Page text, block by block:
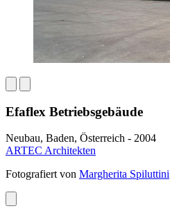
Efaflex Betriebsgebäude
Neubau, Baden, Österreich - 2004
ARTEC Architekten
Fotografiert von Margherita Spiluttini